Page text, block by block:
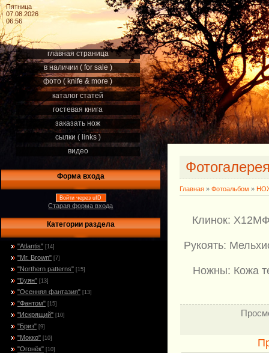
Пятница
07.08.2026
06:56
главная страница
в наличии ( for sale )
фото ( knife & more )
каталог статей
гостевая книга
заказать нож
сылки ( links )
видео
Форма входа
Войти через uID
Старая форма входа
Категории раздела
"Atlantis" [14]
"Mr. Brown" [7]
"Northern patterns" [15]
"Буян" [13]
"Осенняя фантазия" [13]
"Фантом" [15]
"Искрящий" [10]
"Бриз" [9]
"Мокко" [10]
"Огонёк" [10]
Главная » Фотоальбом »
Клинок:
Рукоять:
Ножны: Кожа